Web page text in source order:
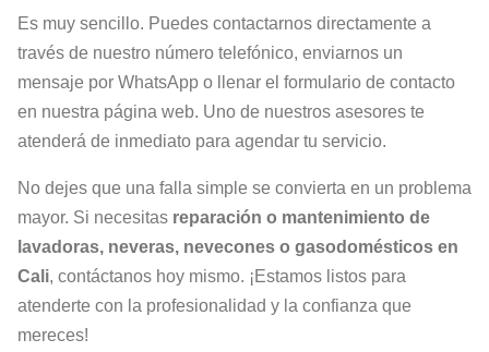
Es muy sencillo. Puedes contactarnos directamente a
través de nuestro número telefónico, enviarnos un
mensaje por WhatsApp o llenar el formulario de contacto
en nuestra página web. Uno de nuestros asesores te
atenderá de inmediato para agendar tu servicio.
No dejes que una falla simple se convierta en un problema
mayor. Si necesitas reparación o mantenimiento de
lavadoras, neveras, nevecones o gasodomésticos en
Cali, contáctanos hoy mismo. ¡Estamos listos para
atenderte con la profesionalidad y la confianza que
mereces!